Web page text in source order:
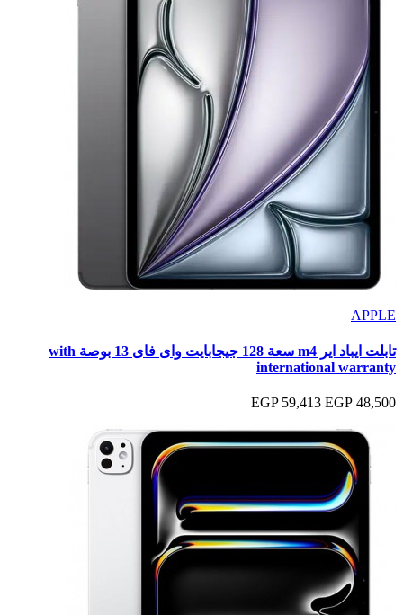
APPLE
تابلت ايباد اير m4 سعة 128 جيجابايت واى فاى 13 بوصة with
international warranty
48,500 EGP
59,413 EGP